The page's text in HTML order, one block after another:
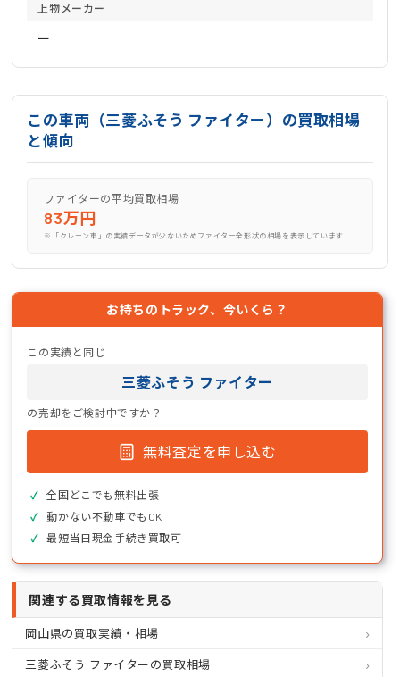
上物メーカー
ー
この車両（三菱ふそう ファイター）の買取相場
と傾向
ファイターの平均買取相場
83万円
※「クレーン車」の実績データが少ないためファイター全形状の相場を表示しています
お持ちのトラック、今いくら？
この実績と同じ
三菱ふそう ファイター
の売却をご検討中ですか？
無料査定を申し込む
全国どこでも無料出張
動かない不動車でもOK
最短当日現金手続き買取可
関連する買取情報を見る
岡山県の買取実績・相場
三菱ふそう ファイターの買取相場